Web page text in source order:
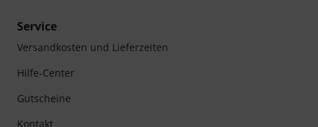
Service
Versandkosten und Lieferzeiten
Hilfe-Center
Gutscheine
Kontakt